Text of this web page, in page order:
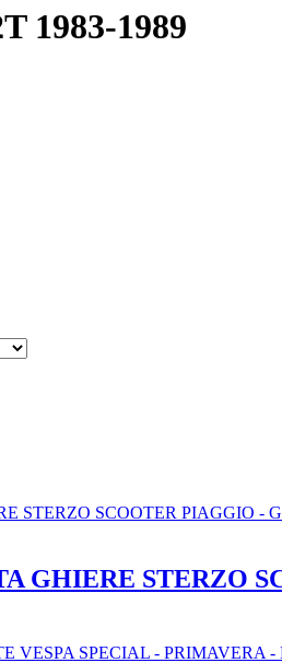
1983-1989
GHIERE STERZO